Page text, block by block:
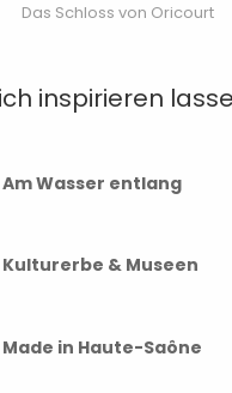
Das Schloss von Oricourt
inspirieren
Am Wasser entlang
Kulturerbe & Museen
Made in Haute-Saône
beliebter Ort für
Die Klippen
bieten für
gibt es eine
bewundern
sich durch ein
Wanderer
friedlichen